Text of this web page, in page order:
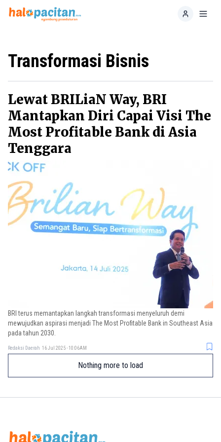
Home
Transformasi Bisnis
Lewat BRILiaN Way, BRI
Mantapkan Diri Capai Visi The
Most Profitable Bank di Asia
Tenggara
BRI terus memantapkan langkah transformasi menyeluruh demi
mewujudkan aspirasi menjadi The Most Profitable Bank in Southeast Asia
pada tahun 2030.
Redaksi Daerah 16 Jul 2025 - 10:06AM
Nothing more to load